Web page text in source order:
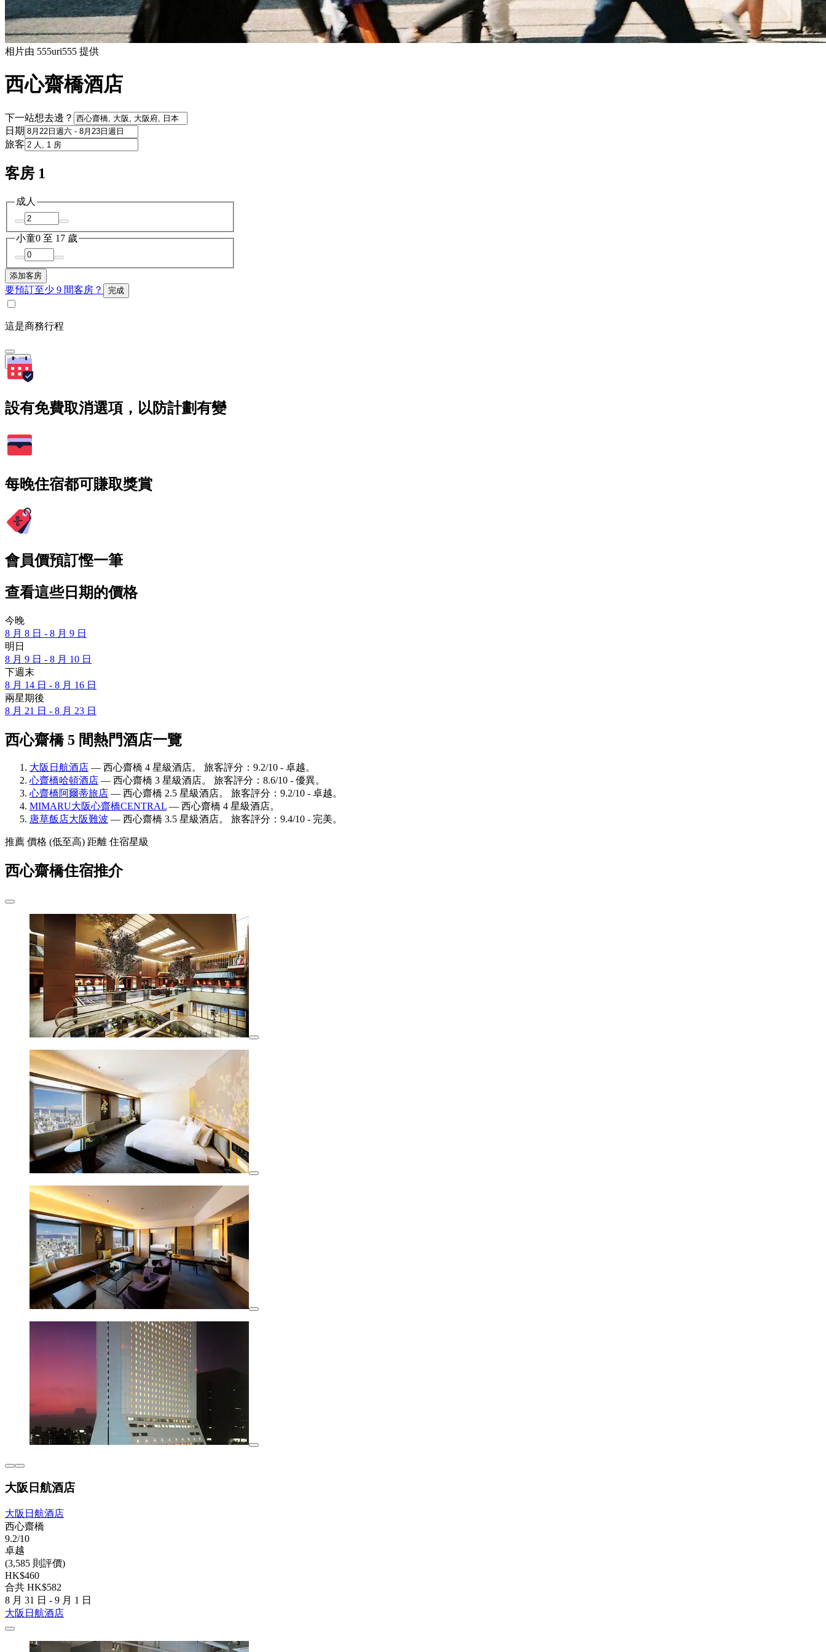
相片由 555uri555 提供
西心齋橋酒店
下一站想去邊？
日期
旅客
客房 1
成人
小童0 至 17 歲
添加客房
要預訂至少 9 間客房？ 完成
這是商務行程
搜尋
設有免費取消選項，以防計劃有變
每晚住宿都可賺取獎賞
會員價預訂慳一筆
查看這些日期的價格
今晚
8 月 8 日 - 8 月 9 日
明日
8 月 9 日 - 8 月 10 日
下週末
8 月 14 日 - 8 月 16 日
兩星期後
8 月 21 日 - 8 月 23 日
西心齋橋 5 間熱門酒店一覽
大阪日航酒店 — 西心齋橋 4 星級酒店。 旅客評分：9.2/10 - 卓越。
心齋橋哈頓酒店 — 西心齋橋 3 星級酒店。 旅客評分：8.6/10 - 優異。
心齋橋阿爾蒂旅店 — 西心齋橋 2.5 星級酒店。 旅客評分：9.2/10 - 卓越。
MIMARU大阪心齋橋CENTRAL — 西心齋橋 4 星級酒店。
唐草飯店大阪難波 — 西心齋橋 3.5 星級酒店。 旅客評分：9.4/10 - 完美。
推薦 價格 (低至高) 距離 住宿星級
西心齋橋住宿推介
大阪日航酒店
大阪日航酒店
西心齋橋
9.2/10
卓越
(3,585 則評價)
HK$460
合共 HK$582
8 月 31 日 - 9 月 1 日
大阪日航酒店